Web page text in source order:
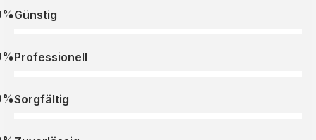
Günstig
Professionell
Sorgfältig